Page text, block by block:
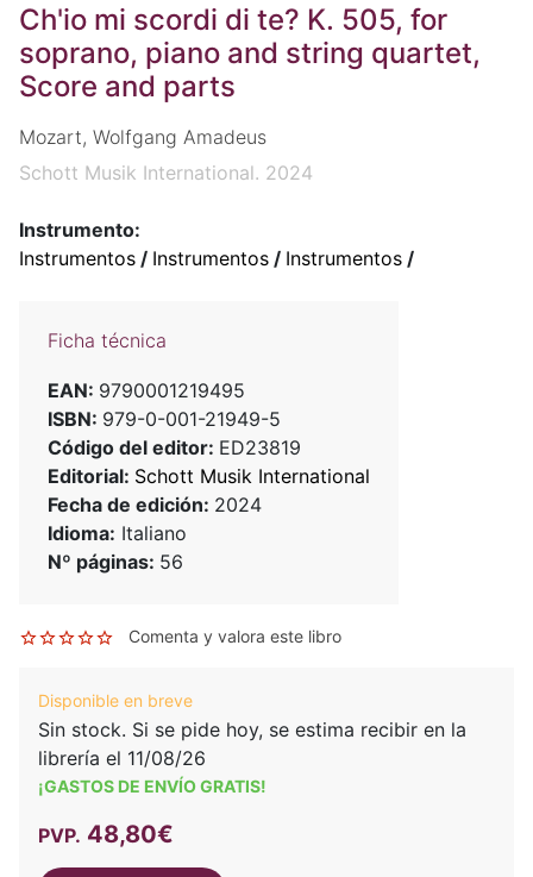
Ch'io mi scordi di te? K. 505, for
soprano, piano and string quartet,
Score and parts
Mozart, Wolfgang Amadeus
Schott Musik International. 2024
Instrumento:
Instrumentos / Instrumentos / Instrumentos /
Ficha técnica
EAN: 9790001219495
ISBN: 979-0-001-21949-5
Código del editor: ED23819
Editorial: Schott Musik International
Fecha de edición: 2024
Idioma: Italiano
Nº páginas: 56
Comenta y valora este libro
Disponible en breve
Sin stock. Si se pide hoy, se estima recibir en la
librería el 11/08/26
¡GASTOS DE ENVÍO GRATIS!
PVP. 48,80€